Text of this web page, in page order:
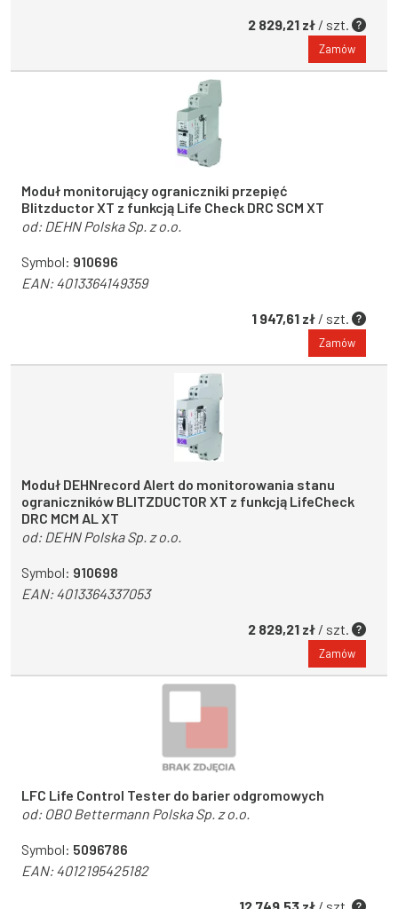
2 829,21 zł / szt.
Zamów
Moduł monitorujący ograniczniki przepięć
Blitzductor XT z funkcją Life Check DRC SCM XT
od: DEHN Polska Sp. z o.o.
Symbol: 910696
EAN:4013364149359
1 947,61 zł / szt.
Zamów
Moduł DEHNrecord Alert do monitorowania stanu
ograniczników BLITZDUCTOR XT z funkcją LifeCheck
DRC MCM AL XT
od: DEHN Polska Sp. z o.o.
Symbol: 910698
EAN:4013364337053
2 829,21 zł / szt.
Zamów
LFC Life Control Tester do barier odgromowych
od: OBO Bettermann Polska Sp. z o.o.
Symbol: 5096786
EAN:4012195425182
12 749,53 zł / szt.